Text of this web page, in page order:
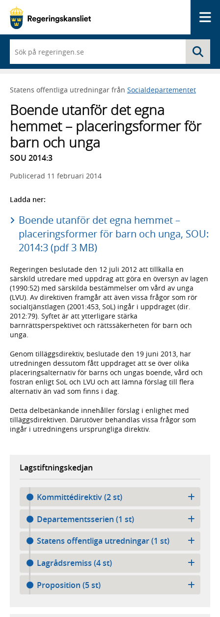
du
börjar
skriva
framträder
lista
med
sökförslag
Statens offentliga utredningar från Socialdepartementet
Boende utanför det egna
hemmet – placeringsformer för
barn och unga
SOU 2014:3
Publicerad 11 februari 2014
Ladda ner:
Boende utanför det egna hemmet –
placeringsformer för barn och unga, SOU:
2014:3 (pdf 3 MB)
Regeringen beslutade den 12 juli 2012 att tillkalla en
särskild utredare med uppdrag att göra en översyn av lagen
(1990:52) med särskilda bestämmelser om vård av unga
(LVU). Av direktiven framgår att även vissa frågor som rör
socialtjänstlagen (2001:453, SoL) ingår i uppdraget (dir.
2012:79). Syftet är att ytterligare stärka
barnrättsperspektivet och rättssäkerheten för barn och
unga.
Genom tilläggsdirektiv, beslutade den 19 juni 2013, har
utredningen dessutom fått uppdraget att se över olika
placeringsalternativ för barns och ungas boende, vård och
fostran enligt SoL och LVU och att lämna förslag till flera
alternativ än vad som finns i dag.
Detta delbetänkande innehåller förslag i enlighet med
tilläggsdirektiven. Därutöver behandlas vissa frågor som
ingår i utredningens ursprungliga direktiv.
Lagstiftningskedjan
Kommittédirektiv (2 st)
Departementsserien (1 st)
Statens offentliga utredningar (1 st)
Lagrådsremiss (4 st)
Proposition (5 st)